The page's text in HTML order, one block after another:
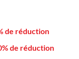
de réduction
de réduction